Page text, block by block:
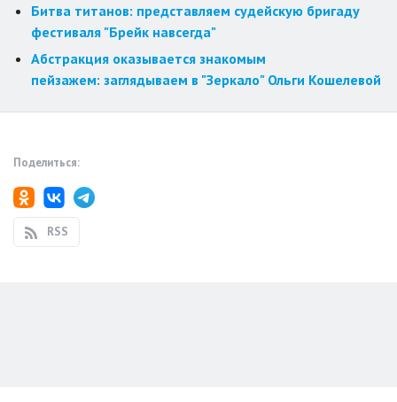
Битва титанов: представляем судейскую бригаду
фестиваля "Брейк навсегда"
Абстракция оказывается знакомым
пейзажем: заглядываем в "Зеркало" Ольги Кошелевой
Поделиться:
RSS